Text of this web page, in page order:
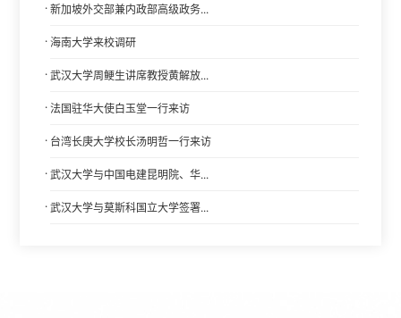
· 新加坡外交部兼内政部高级政务...
· 海南大学来校调研
· 武汉大学周鲠生讲席教授黄解放...
· 法国驻华大使白玉堂一行来访
· 台湾长庚大学校长汤明哲一行来访
· 武汉大学与中国电建昆明院、华...
· 武汉大学与莫斯科国立大学签署...